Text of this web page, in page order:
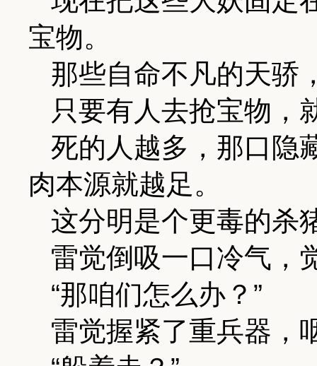
宝物。
那些自命不凡的天骄
只要有人去抢宝物，
死的人越多，那口隐
肉本源就越足。
这分明是个更毒的杀
雷觉倒吸一口冷气，
“那咱们怎么办？”
雷觉握紧了重兵器，